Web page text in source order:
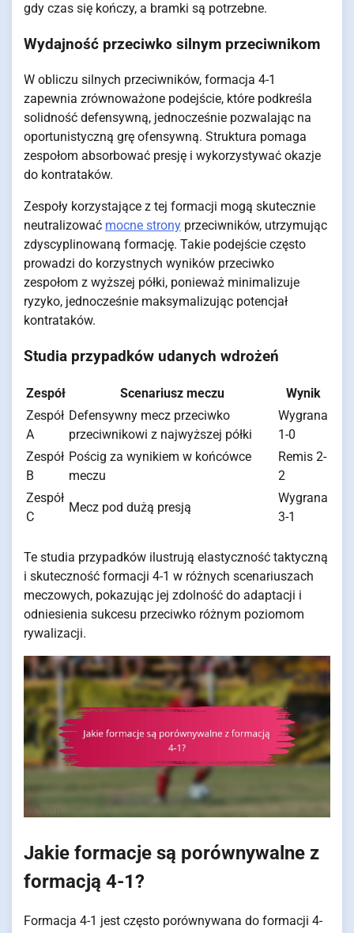
gdy czas się kończy, a bramki są potrzebne.
Wydajność przeciwko silnym przeciwnikom
W obliczu silnych przeciwników, formacja 4-1
zapewnia zrównoważone podejście, które podkreśla
solidność defensywną, jednocześnie pozwalając na
oportunistyczną grę ofensywną. Struktura pomaga
zespołom absorbować presję i wykorzystywać okazje
do kontrataków.
Zespoły korzystające z tej formacji mogą skutecznie
neutralizować mocne strony przeciwników, utrzymując
zdyscyplinowaną formację. Takie podejście często
prowadzi do korzystnych wyników przeciwko
zespołom z wyższej półki, ponieważ minimalizuje
ryzyko, jednocześnie maksymalizując potencjał
kontrataków.
Studia przypadków udanych wdrożeń
Zespół Scenariusz meczu
Wynik
Zespół
A
Defensywny mecz przeciwko
przeciwnikowi z najwyższej półki
Wygrana
1-0
Zespół
B
Pościg za wynikiem w końcówce
meczu
Remis 2-
2
Zespół
C
Mecz pod dużą presją
Wygrana
3-1
Te studia przypadków ilustrują elastyczność taktyczną
i skuteczność formacji 4-1 w różnych scenariuszach
meczowych, pokazując jej zdolność do adaptacji i
odniesienia sukcesu przeciwko różnym poziomom
rywalizacji.
Jakie formacje są porównywalne z
formacją 4-1?
Formacja 4-1 jest często porównywana do formacji 4-